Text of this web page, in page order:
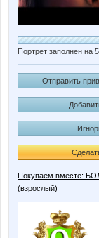
Портрет заполнен на
Отправить
Покупаем вместе:
(взрослый)